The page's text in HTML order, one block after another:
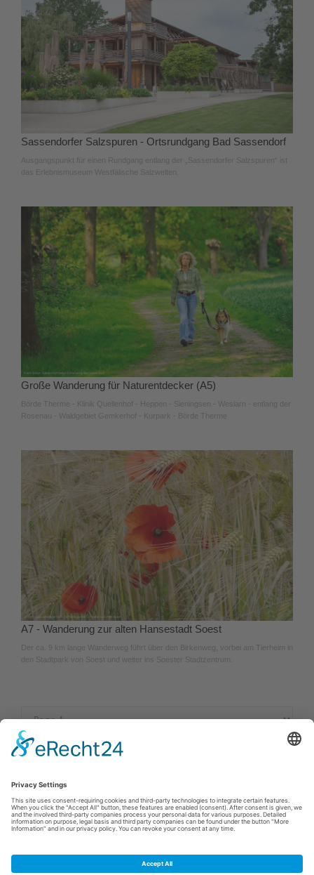
Sassendorfer Salzspuren - Ortsrundgang Bad Sassendorf
Ausgangspunkt für einen Rundgang entlang der „Sassendorfer Salzspuren“ ist
das Erlebnismuseum Westfälische Salzwelten.
Große Wanderung für Naturentdecker (A5)
Börde Therme - Klinik Quellenhof - Heppen - Sieningsen - Weslarn - entlang der
Rosenau - Waldgebiet Gemkerhof - Kurpark - Börde Therme
A7 - Wanderung zur alten Hansestadt Soest
Der ca. 9 km lange Wanderweg führt über den Birkenweg, vorbei am Tierheim in
den Stadtpark von Soest und weiter ins Soester Stadtzentrum.